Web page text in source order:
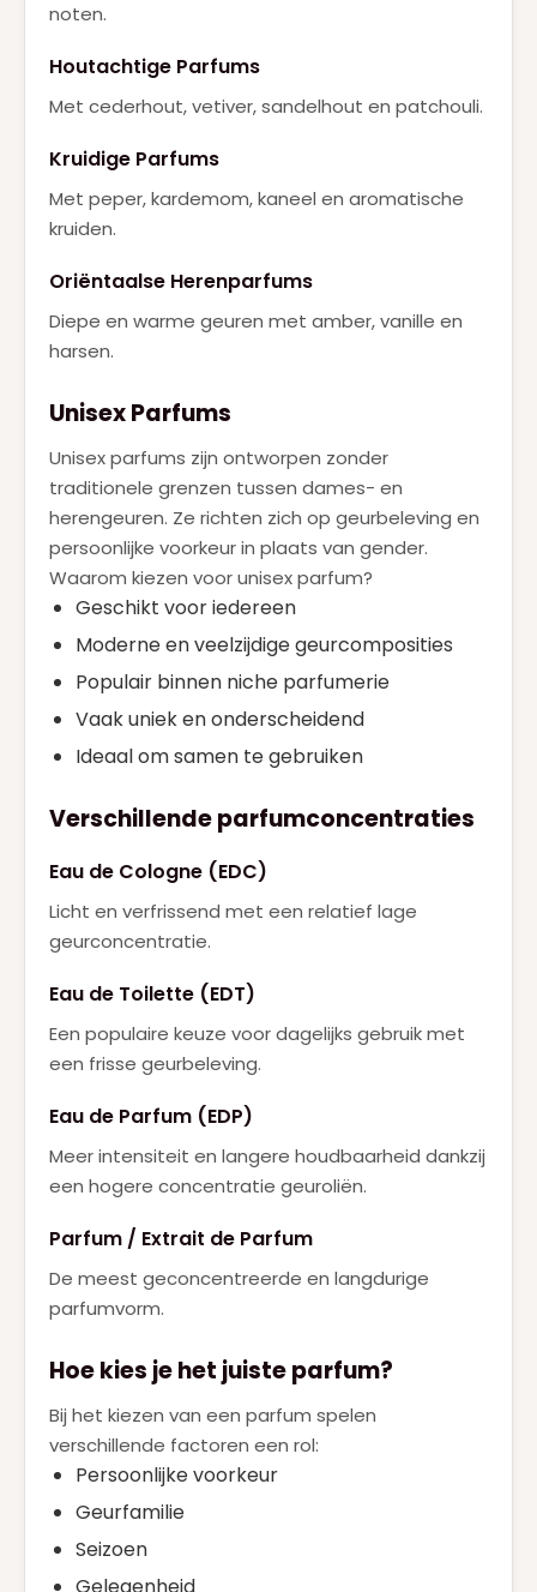
noten.
Houtachtige Parfums
Met cederhout, vetiver, sandelhout en patchouli.
Kruidige Parfums
Met peper, kardemom, kaneel en aromatische
kruiden.
Oriëntaalse Herenparfums
Diepe en warme geuren met amber, vanille en
harsen.
Unisex Parfums
Unisex parfums zijn ontworpen zonder
traditionele grenzen tussen dames- en
herengeuren. Ze richten zich op geurbeleving en
persoonlijke voorkeur in plaats van gender.
Waarom kiezen voor unisex parfum?
Geschikt voor iedereen
Moderne en veelzijdige geurcomposities
Populair binnen niche parfumerie
Vaak uniek en onderscheidend
Ideaal om samen te gebruiken
Verschillende parfumconcentraties
Eau de Cologne (EDC)
Licht en verfrissend met een relatief lage
geurconcentratie.
Eau de Toilette (EDT)
Een populaire keuze voor dagelijks gebruik met
een frisse geurbeleving.
Eau de Parfum (EDP)
Meer intensiteit en langere houdbaarheid dankzij
een hogere concentratie geuroliën.
Parfum / Extrait de Parfum
De meest geconcentreerde en langdurige
parfumvorm.
Hoe kies je het juiste parfum?
Bij het kiezen van een parfum spelen
verschillende factoren een rol:
Persoonlijke voorkeur
Geurfamilie
Seizoen